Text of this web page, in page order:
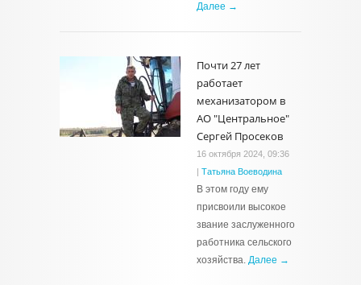
Далее →
Почти 27 лет
работает
механизатором в
АО "Центральное"
Сергей Просеков
16 октября 2024, 09:36
| Татьяна Воеводина
В этом году ему
присвоили высокое
звание заслуженного
работника сельского
хозяйства. Далее →